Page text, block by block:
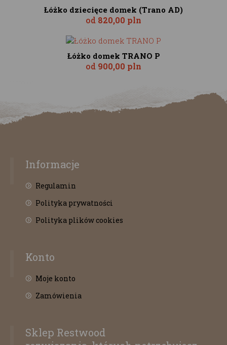
Łóżko dziecięce domek (Trano AD)
od 820,00 pln
Łóżko domek TRANO P
od 900,00 pln
Informacje
Regulamin
Polityka prywatności
Polityka plików cookies
Konto
Moje konto
Zamówienia
Sklep Restwood